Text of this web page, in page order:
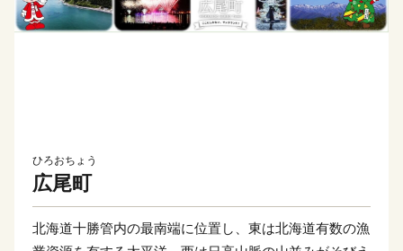
ひろおちょう
広尾町
北海道十勝管内の最南端に位置し、東は北海道有数の漁